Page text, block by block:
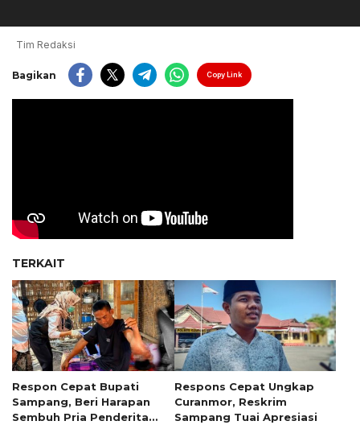
Tim Redaksi
Bagikan Copy Link
TERKAIT
Respon Cepat Bupati
Sampang, Beri Harapan
Sembuh Pria Penderita
Respons Cepat Ungkap
Curanmor, Reskrim
Sampang Tuai Apresiasi